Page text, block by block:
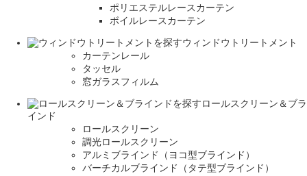
ポリエステルレースカーテン
ボイルレースカーテン
ウィンドウトリートメント
カーテンレール
タッセル
窓ガラスフィルム
ロールスクリーン＆ブラ
インド
ロールスクリーン
調光ロールスクリーン
アルミブラインド（ヨコ型ブラインド）
バーチカルブラインド（タテ型ブラインド）